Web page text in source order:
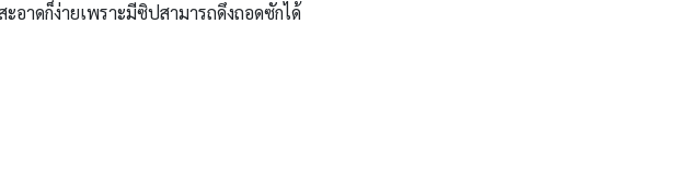
อาดก็ง่ายเพราะมีซิปสามารถดึงถอดซักได้